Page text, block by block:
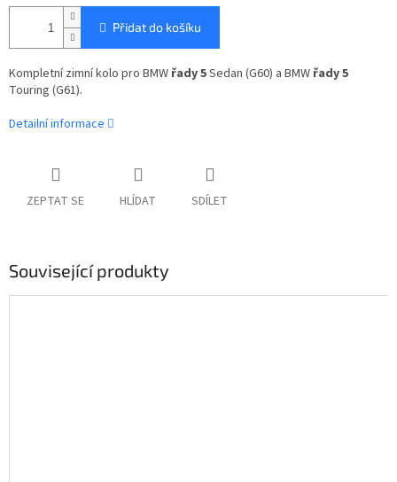
Přidat do košíku
Kompletní zimní kolo pro BMW řady 5Sedan (G60) a BMW řady 5
Touring (G61).
Detailní informace
ZEPTAT SE HLÍDAT SDÍLET
Související produkty